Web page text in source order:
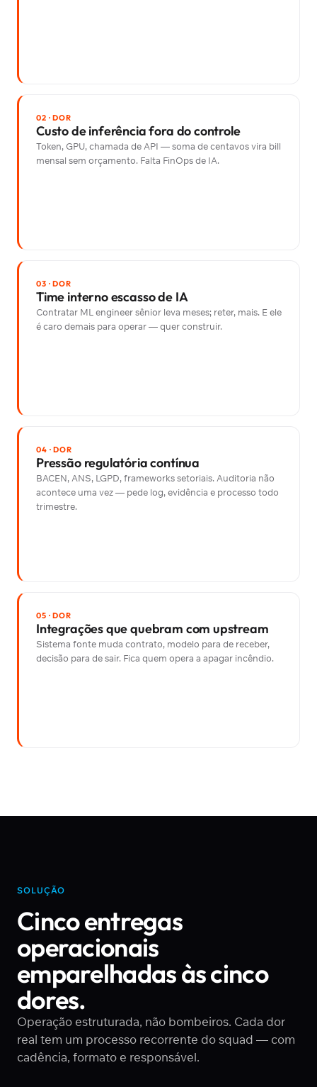
02 · DOR
Custo de inferência fora do controle
Token, GPU, chamada de API — soma de centavos vira bill
mensal sem orçamento. Falta FinOps de IA.
03 · DOR
Time interno escasso de IA
Contratar ML engineer sênior leva meses; reter, mais. E ele
é caro demais para operar — quer construir.
04 · DOR
Pressão regulatória contínua
BACEN, ANS, LGPD, frameworks setoriais. Auditoria não
acontece uma vez — pede log, evidência e processo todo
trimestre.
05 · DOR
Integrações que quebram com upstream
Sistema fonte muda contrato, modelo para de receber,
decisão para de sair. Fica quem opera a apagar incêndio.
SOLUÇÃO
Cinco entregas
operacionais
emparelhadas às cinco
dores.
Operação estruturada, não bombeiros. Cada dor
real tem um processo recorrente do squad — com
cadência, formato e responsável.